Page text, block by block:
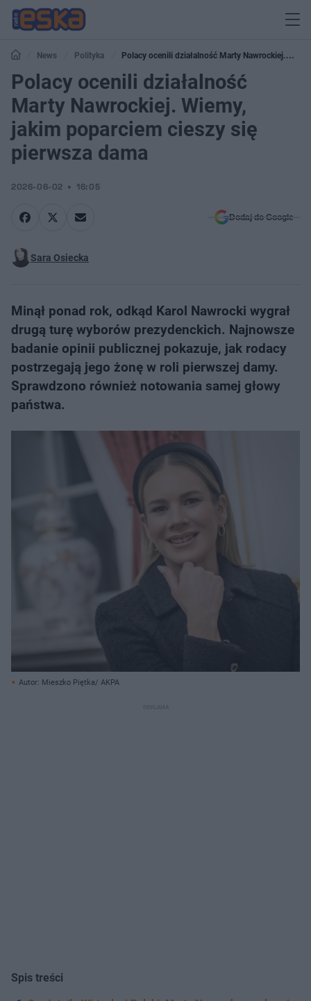
News Polityka
Polacy ocenili działalność Marty Nawrockiej.
Wiemy, jakim poparciem cieszy się pierwsza dama
Polacy ocenili działalność
Marty Nawrockiej. Wiemy,
jakim poparciem cieszy się
pierwsza dama
2026-06-02 16:05
Dodaj do Google
Sara Osiecka
Minął ponad rok, odkąd Karol Nawrocki wygrał
drugą turę wyborów prezydenckich. Najnowsze
badanie opinii publicznej pokazuje, jak rodacy
postrzegają jego żonę w roli pierwszej damy.
Sprawdzono również notowania samej głowy
państwa.
Autor: Mieszko Piętka/ AKPA
Spis treści